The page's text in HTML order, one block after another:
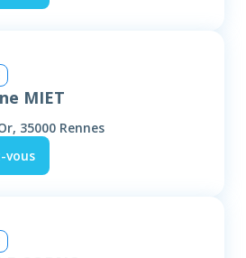
MIET
35000 Rennes
vous